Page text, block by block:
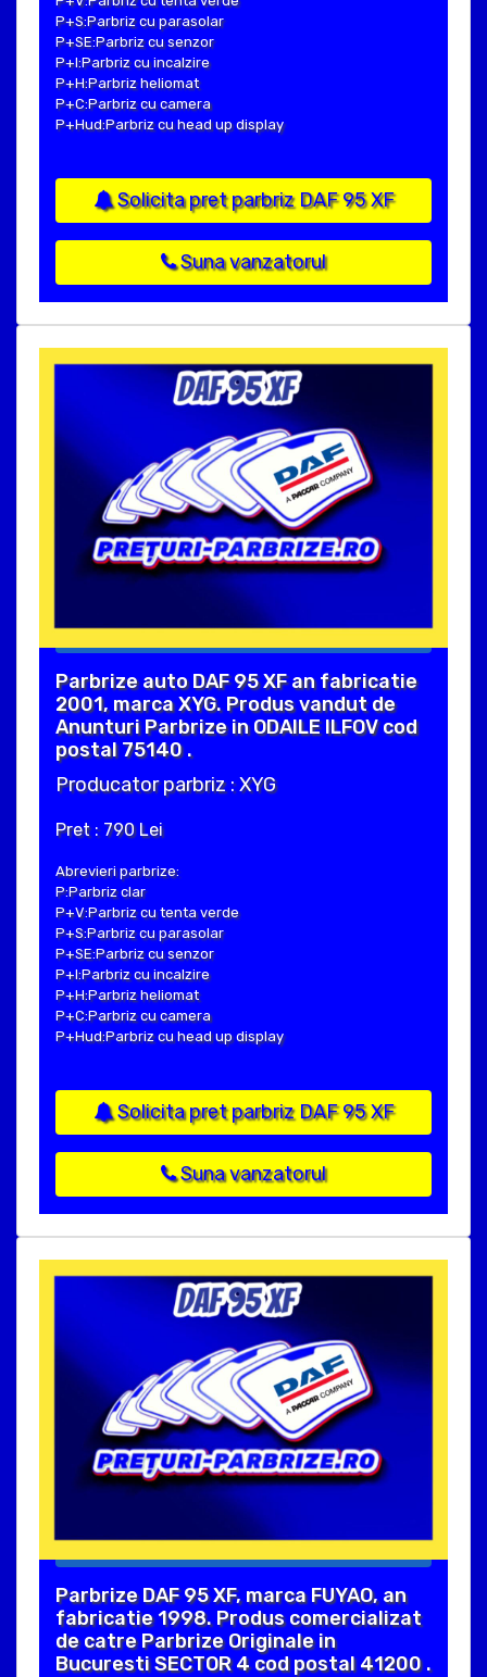
P+S:Parbriz cu parasolar
P+SE:Parbriz cu senzor
P+I:Parbriz cu incalzire
P+H:Parbriz heliomat
P+C:Parbriz cu camera
P+Hud:Parbriz cu head up display
Solicita pret parbriz DAF 95 XF
Suna vanzatorul
Parbrize auto DAF 95 XF an fabricatie
2001, marca XYG. Produs vandut de
Anunturi Parbrize in ODAILE ILFOV cod
postal 75140 .
Producator parbriz : XYG
Pret : 790 Lei
Abrevieri parbrize:
P:Parbriz clar
P+V:Parbriz cu tenta verde
P+S:Parbriz cu parasolar
P+SE:Parbriz cu senzor
P+I:Parbriz cu incalzire
P+H:Parbriz heliomat
P+C:Parbriz cu camera
P+Hud:Parbriz cu head up display
Solicita pret parbriz DAF 95 XF
Suna vanzatorul
Parbrize DAF 95 XF, marca FUYAO, an
fabricatie 1998. Produs comercializat
de catre Parbrize Originale in
Bucuresti SECTOR 4 cod postal 41200 .